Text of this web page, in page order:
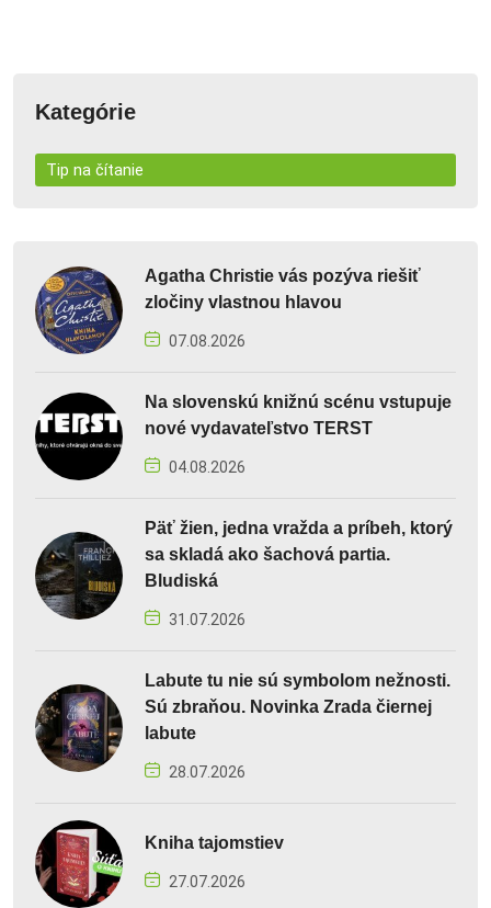
Kategórie
Tip na čítanie
Agatha Christie vás pozýva riešiť
zločiny vlastnou hlavou
07.08.2026
Na slovenskú knižnú scénu vstupuje
nové vydavateľstvo TERST
04.08.2026
Päť žien, jedna vražda a príbeh, ktorý
sa skladá ako šachová partia.
Bludiská
31.07.2026
Labute tu nie sú symbolom nežnosti.
Sú zbraňou. Novinka Zrada čiernej
labute
28.07.2026
Kniha tajomstiev
27.07.2026